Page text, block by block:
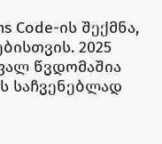
Code-ის შექმნა,
2025
წვდომაშია
საჩვენებლად